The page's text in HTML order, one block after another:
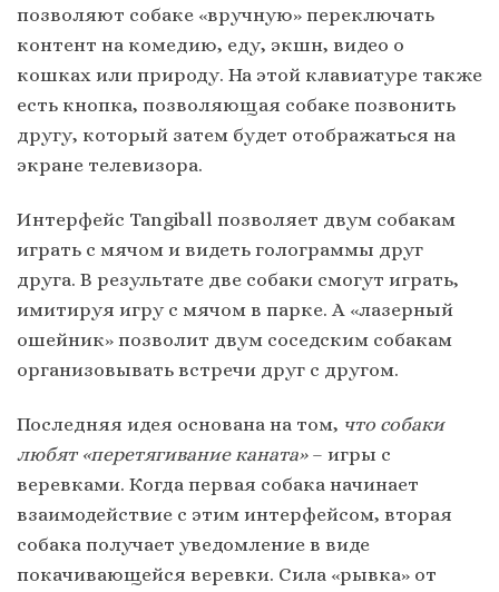
позволяют собаке «вручную» переключать
контент на комедию, еду, экшн, видео о
кошках или природу. На этой клавиатуре также
есть кнопка, позволяющая собаке позвонить
другу, который затем будет отображаться на
экране телевизора.
Интерфейс Tangiball позволяет двум собакам
играть с мячом и видеть голограммы друг
друга. В результате две собаки смогут играть,
имитируя игру с мячом в парке. А «лазерный
ошейник» позволит двум соседским собакам
организовывать встречи друг с другом.
Последняя идея основана на том, что собаки
любят «перетягивание каната» – игры с
веревками. Когда первая собака начинает
взаимодействие с этим интерфейсом, вторая
собака получает уведомление в виде
покачивающейся веревки. Сила «рывка» от